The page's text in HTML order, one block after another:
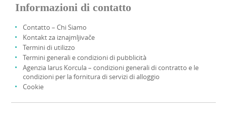
Informazioni di contatto
Contatto – Chi Siamo
Kontakt za iznajmljivače
Termini di utilizzo
Termini generali e condizioni di pubblicità
Agenzia larus Korcula – condizioni generali di contratto e le
condizioni per la fornitura di servizi di alloggio
Cookie